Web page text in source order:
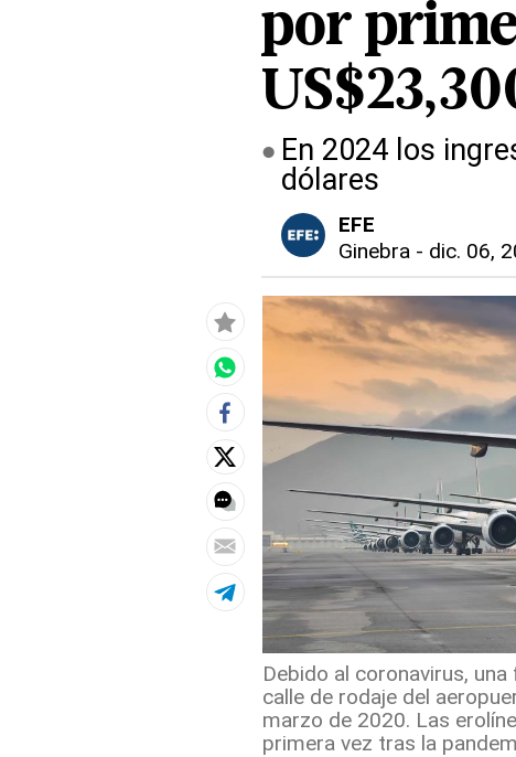
por
En 2024 los
dólares
EFE
Ginebra - dic. 06,
Debido al coronavirus,
calle de rodaje del
marzo de 2020. Las
primera vez tras la